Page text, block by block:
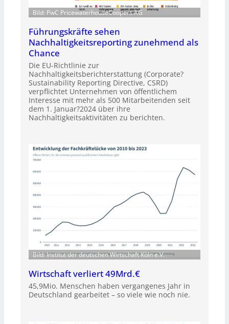
Bild: PwC PricewaterhouseCoopers AG
Führungskräfte sehen
Nachhaltigkeitsreporting zunehmend als
Chance
Die EU-Richtlinie zur
Nachhaltigkeitsberichterstattung (Corporate?
Sustainability Reporting Directive, CSRD)
verpflichtet Unternehmen von öffentlichem
Interesse mit mehr als 500 Mitarbeitenden seit
dem 1. Januar?2024 über ihre
Nachhaltigkeitsaktivitäten zu berichten.
Bild: Institut der deutschen Wirtschaft Köln e.V.
Wirtschaft verliert 49Mrd.€
45,9Mio. Menschen haben vergangenes Jahr in
Deutschland gearbeitet – so viele wie noch nie.